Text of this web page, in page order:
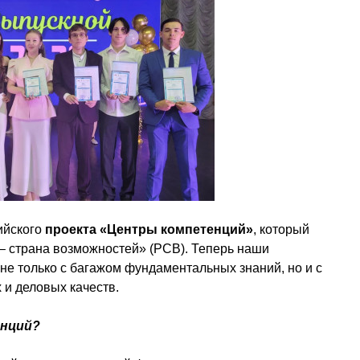
проекта «Центры компетенций», который
страна возможностей» (РСВ). Теперь наши
только с багажом фундаментальных знаний, но и с
деловых качеств.